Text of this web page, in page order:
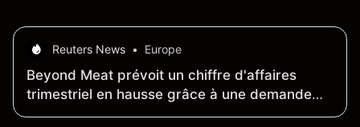
Reuters News • Europe
Beyond Meat prévoit un chiffre d'affaires
trimestriel en hausse grâce à une demande
internationale soutenue